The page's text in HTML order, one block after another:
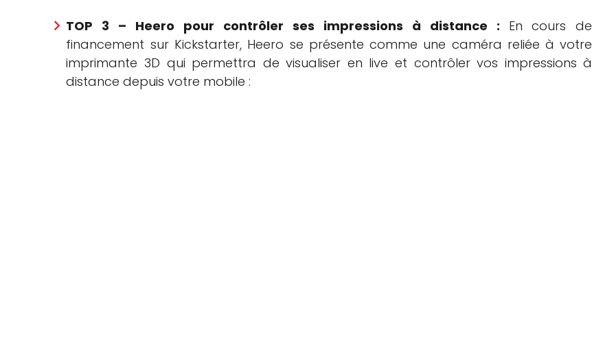
TOP 3 – Heero pour contrôler ses impressions à distance : En cours de
financement sur Kickstarter, Heero se présente comme une caméra reliée à votre
imprimante 3D qui permettra de visualiser en live et contrôler vos impressions à
distance depuis votre mobile :